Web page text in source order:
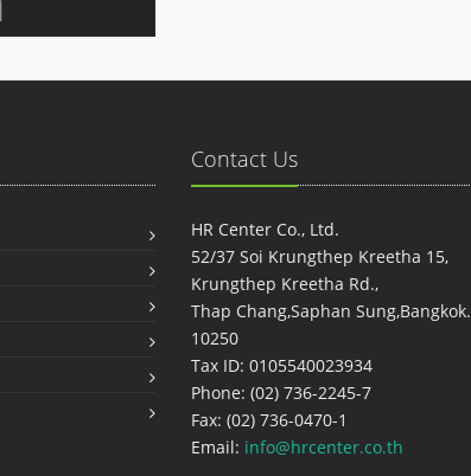
Contact Us
HR Center Co., Ltd.
52/37 Soi Krungthep Kreetha 15,
Krungthep Kreetha Rd.,
Thap Chang,Saphan Sung,Bangkok.
10250
Tax ID: 0105540023934
Phone: (02) 736-2245-7
Fax: (02) 736-0470-1
Email: info@hrcenter.co.th